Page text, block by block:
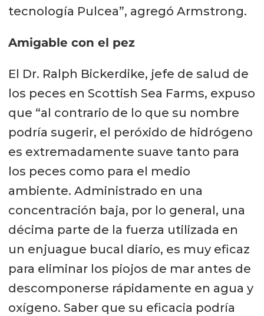
tecnología Pulcea”, agregó Armstrong.
Amigable con el pez
El Dr. Ralph Bickerdike, jefe de salud de
los peces en Scottish Sea Farms, expuso
que “al contrario de lo que su nombre
podría sugerir, el peróxido de hidrógeno
es extremadamente suave tanto para
los peces como para el medio
ambiente. Administrado en una
concentración baja, por lo general, una
décima parte de la fuerza utilizada en
un enjuague bucal diario, es muy eficaz
para eliminar los piojos de mar antes de
descomponerse rápidamente en agua y
oxígeno. Saber que su eficacia podría